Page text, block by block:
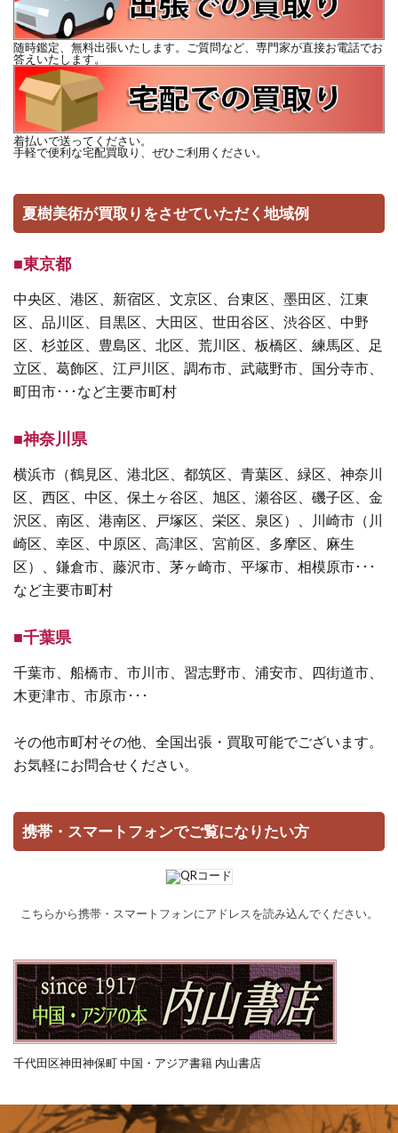
随時鑑定、無料出張いたします。ご質問など、専門家が直接お電話でお
答えいたします。
着払いで送ってください。
手軽で便利な宅配買取り、ぜひご利用ください。
夏樹美術が買取りをさせていただく地域例
■東京都
中央区、港区、新宿区、文京区、台東区、墨田区、江東
区、品川区、目黒区、大田区、世田谷区、渋谷区、中野
区、杉並区、豊島区、北区、荒川区、板橋区、練馬区、足
立区、葛飾区、江戸川区、調布市、武蔵野市、国分寺市、
町田市･･･など主要市町村
■神奈川県
横浜市（鶴見区、港北区、都筑区、青葉区、緑区、神奈川
区、西区、中区、保土ヶ谷区、旭区、瀬谷区、磯子区、金
沢区、南区、港南区、戸塚区、栄区、泉区）、川崎市（川
崎区、幸区、中原区、高津区、宮前区、多摩区、麻生
区）、鎌倉市、藤沢市、茅ヶ崎市、平塚市、相模原市･･･
など主要市町村
■千葉県
千葉市、船橋市、市川市、習志野市、浦安市、四街道市、
木更津市、市原市･･･
その他市町村その他、全国出張・買取可能でございます。
お気軽にお問合せください。
携帯・スマートフォンでご覧になりたい方
こちらから携帯・スマートフォンにアドレスを読み込んでください。
千代田区神田神保町 中国・アジア書籍 内山書店